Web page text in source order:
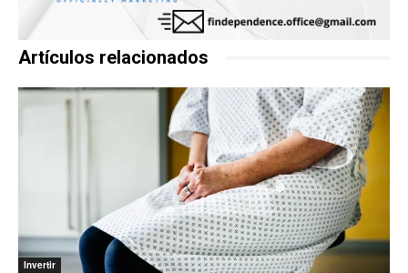
Artículos relacionados
Invertir